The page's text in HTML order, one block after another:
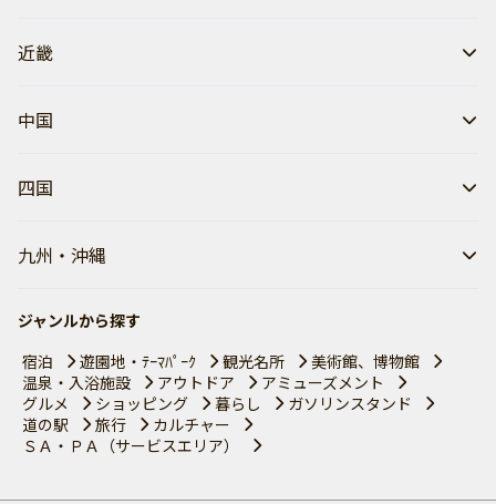
近畿
中国
四国
九州・沖縄
ジャンルから探す
宿泊
遊園地・ﾃｰﾏﾊﾟｰｸ 観光名所
美術館、博物館
温泉・入浴施設
アウトドア
アミューズメント
グルメ
ショッピング 暮らし
ガソリンスタンド
道の駅
旅行
カルチャー
ＳＡ・ＰＡ（サービスエリア）